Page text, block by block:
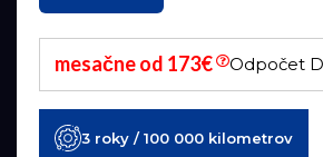
mesačne od 173€ Odpočet
3 roky / 100 000 kilometrov